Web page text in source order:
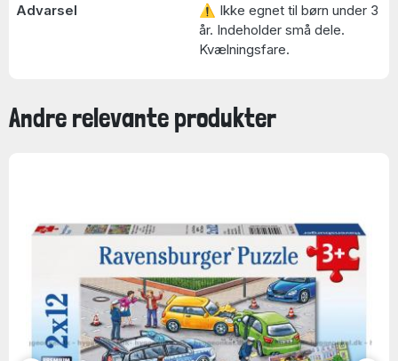
Advarsel
⚠ Ikke egnet til børn under 3
år. Indeholder små dele.
Kvælningsfare.
Andre relevante produkter